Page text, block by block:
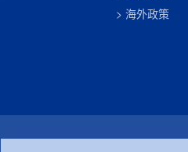
海外政策